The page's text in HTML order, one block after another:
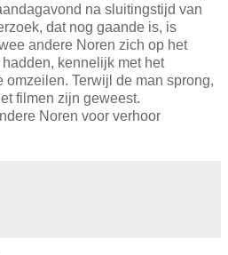
na sluitingstijd van
dat nog gaande is, is
andere Noren zich op het
kennelijk met het
Terwijl de man sprong,
filmen zijn geweest.
Noren voor verhoor